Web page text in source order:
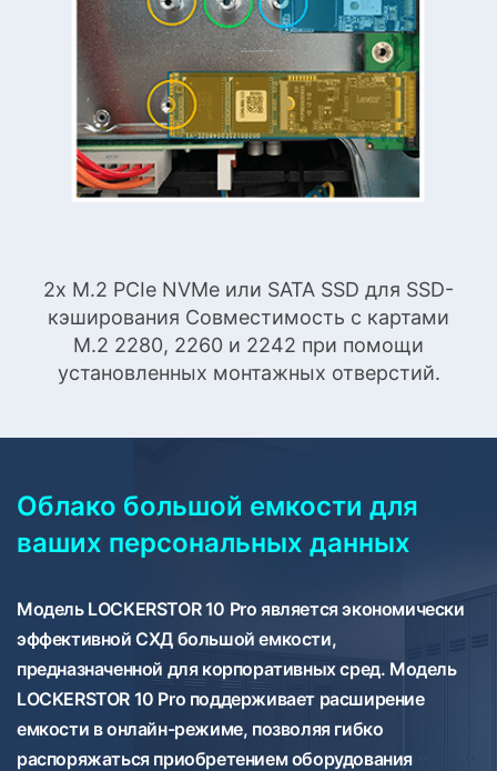
2x M.2 PCIe NVMe или SATA SSD для SSD-
кэширования Совместимость с картами
M.2 2280, 2260 и 2242 при помощи
установленных монтажных отверстий.
Облако большой емкости для
ваших персональных данных
Модель LOCKERSTOR 10 Pro является экономически
эффективной СХД большой емкости,
предназначенной для корпоративных сред. Модель
LOCKERSTOR 10 Pro поддерживает расширение
емкости в онлайн-режиме, позволяя гибко
распоряжаться приобретением оборудования